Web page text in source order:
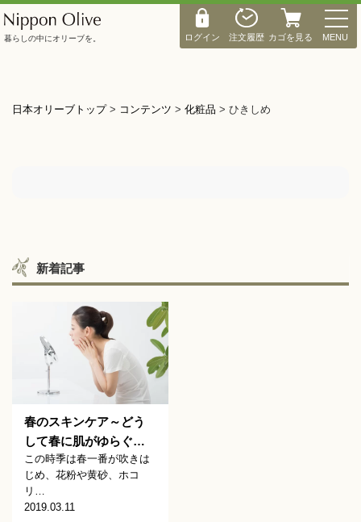
ログイン 注文履歴 カゴを見る
M
E
N
MENU
暮らしの中にオリーブを。
日本オリーブトップ> コンテンツ > 化粧品 > ひきしめ
新着記事
春のスキンケア～どう
して春に肌がゆらぐ…
この時季は春一番が吹きは
じめ、花粉や黄砂、ホコ
リ…
2019.03.11